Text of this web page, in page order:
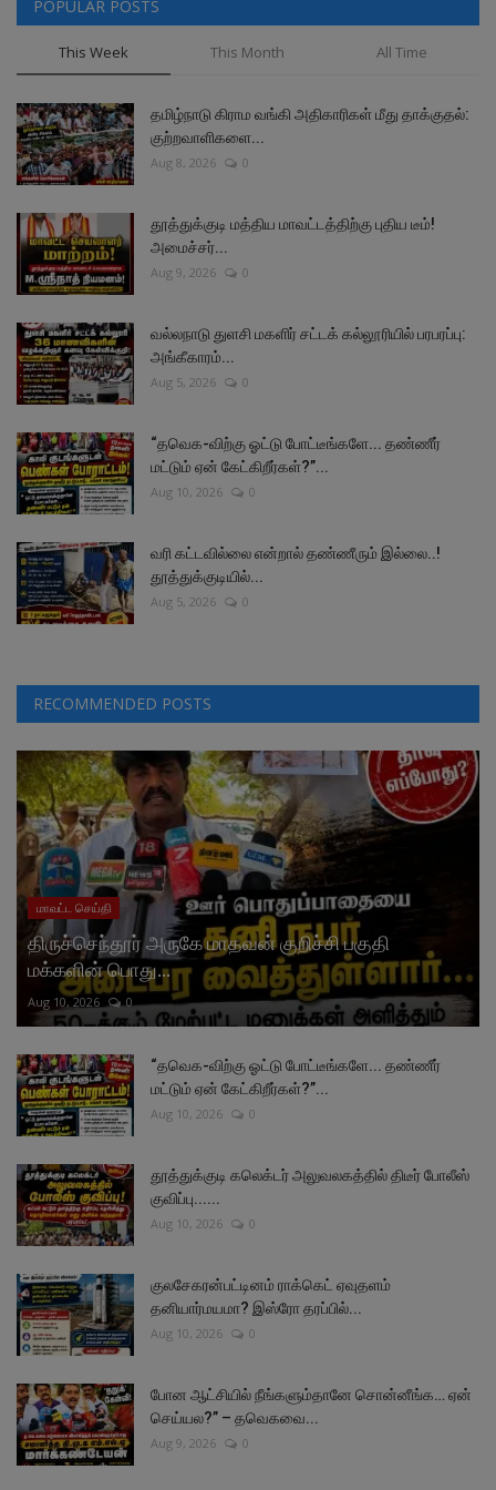
POPULAR POSTS
This Week This Month All Time
தமிழ்நாடு கிராம வங்கி அதிகாரிகள் மீது தாக்குதல்:
குற்றவாளிகளை...
Aug 8, 2026 0
தூத்துக்குடி மத்திய மாவட்டத்திற்கு புதிய டீம்!
அமைச்சர்...
Aug 9, 2026 0
வல்லநாடு துளசி மகளிர் சட்டக் கல்லூரியில் பரபரப்பு:
அங்கீகாரம்...
Aug 5, 2026 0
“தவெக-விற்கு ஓட்டு போட்டீங்களே... தண்ணீர்
மட்டும் ஏன் கேட்கிறீர்கள்?”...
Aug 10, 2026 0
வரி கட்டவில்லை என்றால் தண்ணீரும் இல்லை..!
தூத்துக்குடியில்...
Aug 5, 2026 0
RECOMMENDED POSTS
மாவட்ட செய்தி
திருச்செந்தூர் அருகே மாதவன் குறிச்சி பகுதி
மக்களின் பொது...
Aug 10, 2026 0
“தவெக-விற்கு ஓட்டு போட்டீங்களே... தண்ணீர்
மட்டும் ஏன் கேட்கிறீர்கள்?”...
Aug 10, 2026 0
தூத்துக்குடி கலெக்டர் அலுவலகத்தில் திடீர் போலீஸ்
குவிப்பு......
Aug 10, 2026 0
குலசேகரன்பட்டினம் ராக்கெட் ஏவுதளம்
தனியார்மயமா? இஸ்ரோ தரப்பில்...
Aug 10, 2026 0
போன ஆட்சியில் நீங்களும்தானே சொன்னீங்க… ஏன்
செய்யல?” – தவெகவை...
Aug 9, 2026 0